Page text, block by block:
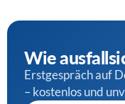
Wie
Erstgespräch auf
– kostenlos und